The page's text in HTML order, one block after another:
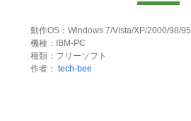
動作OS：Windows 7/Vista/XP/2000/98/95
機種：IBM-PC
種類：フリーソフト
作者： tech-bee